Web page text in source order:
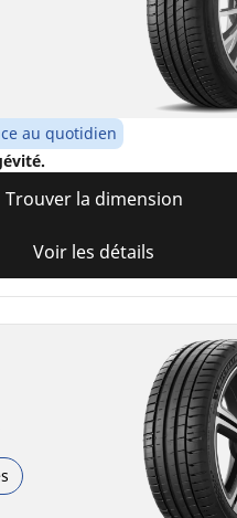
au quotidien
Trouver la dimension
Voir les détails